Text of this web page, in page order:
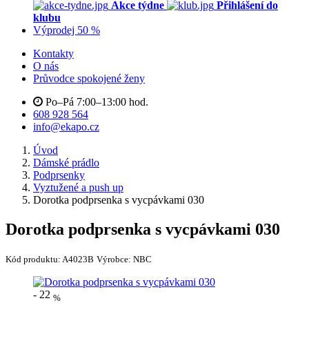
Akce týdne
Přihlášení do
klubu
Výprodej 50 %
Kontakty
O nás
Průvodce spokojené ženy
Po–Pá 7:00–13:00 hod.
608 928 564
info@ekapo.cz
Úvod
Dámské prádlo
Podprsenky
Vyztužené a push up
Dorotka podprsenka s vycpávkami 030
Dorotka podprsenka s vycpávkami 030
Kód produktu: A4023B Výrobce: NBC
- 22 %